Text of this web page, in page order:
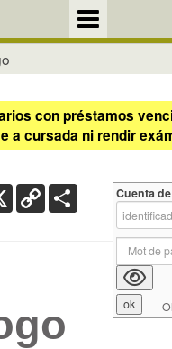
con préstamos
a cursada ni rendir
X Copy
Link
Cuenta